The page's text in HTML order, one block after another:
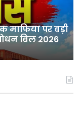
माफिया पर बड़ी
बिल 2026
में